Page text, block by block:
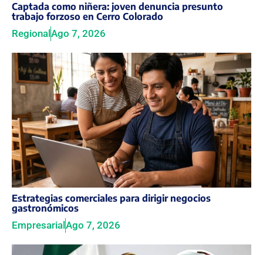
Captada como niñera: joven denuncia presunto
trabajo forzoso en Cerro Colorado
Regional Ago 7, 2026
Estrategias comerciales para dirigir negocios
gastronómicos
EmpresarialAgo 7, 2026